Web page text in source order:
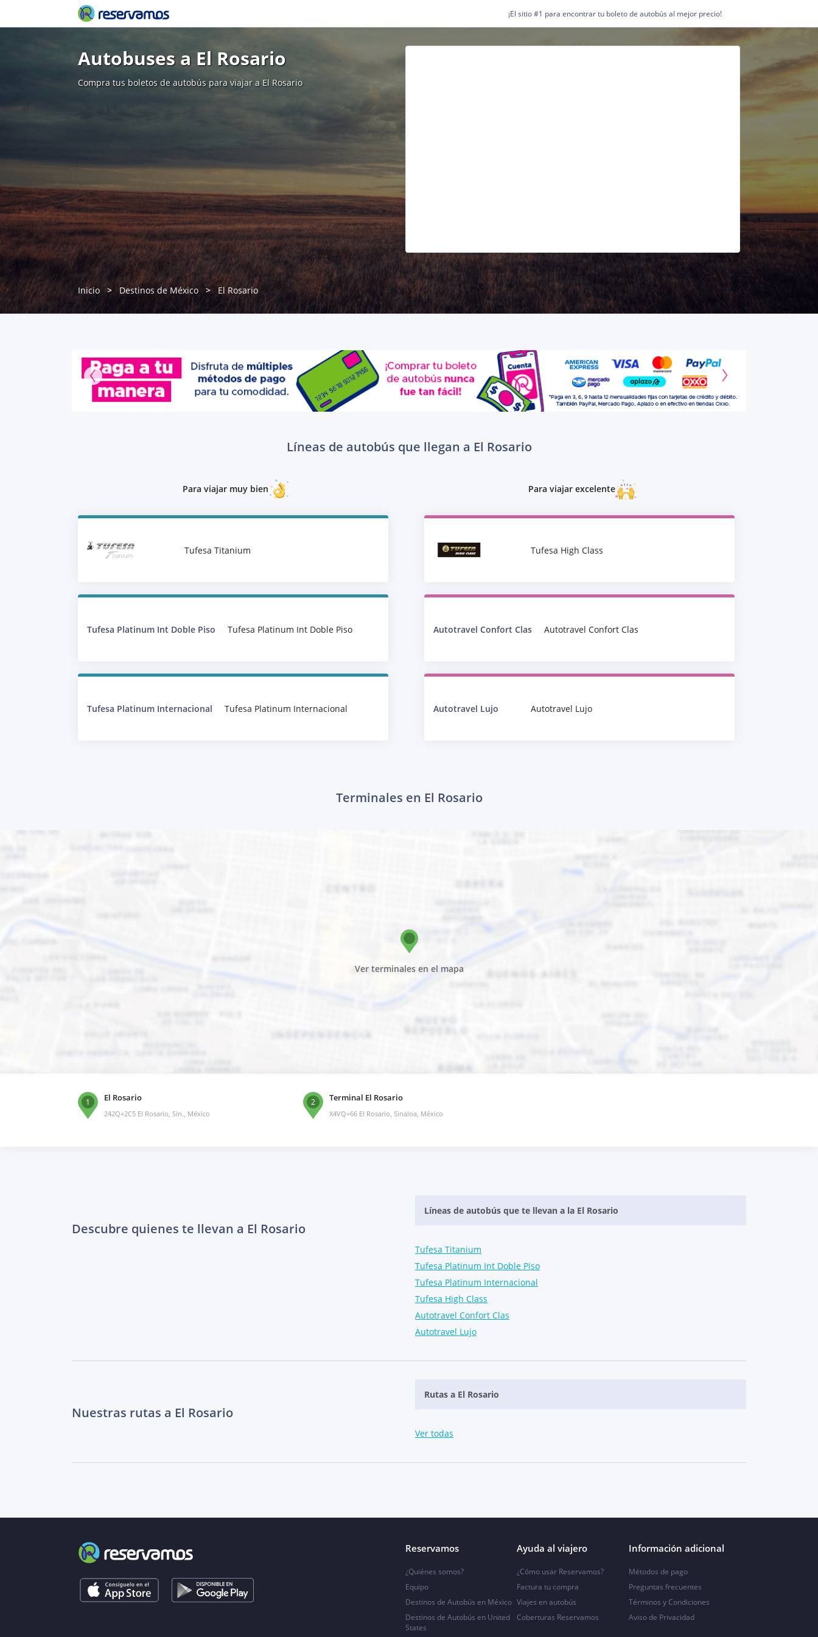
¡El sitio #1 para encontrar tu boleto de autobús al mejor precio!
Autobuses a El Rosario
Compra tus boletos de autobús para viajar a El Rosario
Inicio Destinos de México El Rosario
Líneas de autobús que llegan a El Rosario
Para viajar muy bien
Tufesa Titanium
Tufesa Platinum Int Doble Piso Tufesa Platinum Int Doble Piso
Tufesa Platinum Internacional Tufesa Platinum Internacional
Para viajar excelente
Tufesa High Class
Autotravel Confort Clas Autotravel Confort Clas
Autotravel Lujo Autotravel Lujo
Terminales en El Rosario
Ver terminales en el mapa
1 El Rosario
242Q+2C5 El Rosario, Sin., México
2 Terminal El Rosario
X4VQ+66 El Rosario, Sinaloa, México
Descubre quienes te llevan a El Rosario
Líneas de autobús que te llevan a la El Rosario
Tufesa Titanium
Tufesa Platinum Int Doble Piso
Tufesa Platinum Internacional
Tufesa High Class
Autotravel Confort Clas
Autotravel Lujo
Nuestras rutas a El Rosario
Rutas a El Rosario
Ver todas
Reservamos
¿Quiénes somos?
Equipo
Destinos de Autobús en México
Destinos de Autobús en United
States
Ayuda al viajero
¿Cómo usar Reservamos?
Factura tu compra
Viajes en autobús
Coberturas Reservamos
Información adicional
Métodos de pago
Preguntas frecuentes
Términos y Condiciones
Aviso de Privacidad